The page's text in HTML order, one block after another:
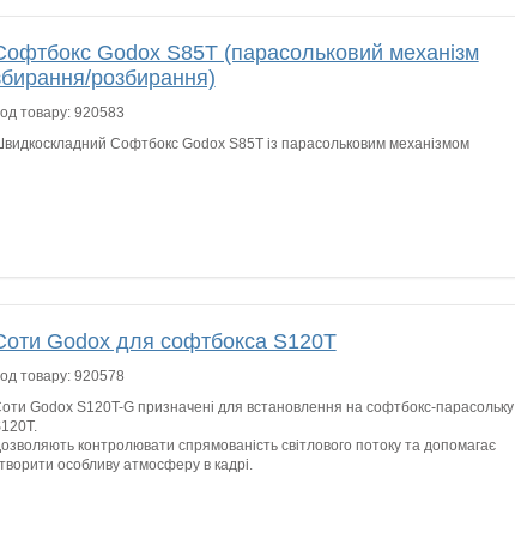
Godox S85T (парасольковий механізм
розбирання)
товару: 920583
Софтбокс Godox S85T із парасольковим механізмом
Godox для софтбокса S120T
товару: 920578
Godox S120T-G призначені для встановлення на софтбокс-парасольку
контролювати спрямованість світлового потоку та допомагає
особливу атмосферу в кадрі.